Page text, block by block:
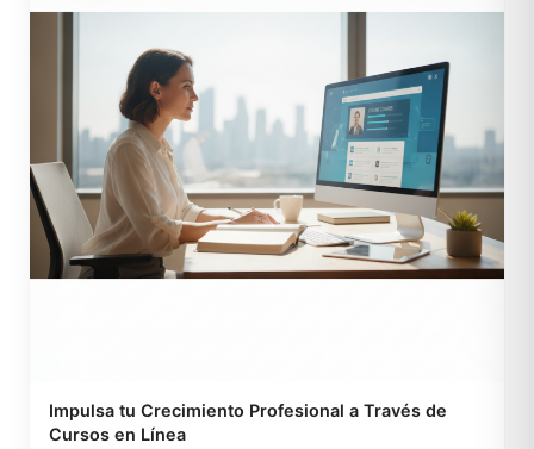
Impulsa tu Crecimiento Profesional a Través de
Cursos en Línea